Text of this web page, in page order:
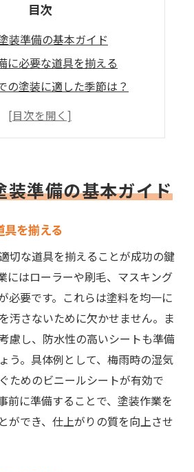
目次
装準備の基本ガイド
に必要な道具を揃える
の塗装に適した季節は？
必須の下地処理とは
気候に合った塗装方法
市特有の準備ポイント
気候を考慮した塗装準備
清掃とその重要性
の塗料選びのコツ
ける安全対策の確認
の塗装における予算管理
塗装準備でのチェックリスト
を成功させる準備方法
知りたい静岡市の風習
装業者の選び方
の見直しと改善
装準備の基本ガイド
を揃える
切な道具を揃えることが成功の鍵
にはローラーや刷毛、マスキング
必要です。これらは塗料を均一に
汚さないために欠かせません。ま
慮し、防水性の高いシートも準備
う。具体例として、梅雨時の湿気
ためのビニールシートが有効で
前に準備することで、塗装作業を
ができ、仕上がりの質を向上させ